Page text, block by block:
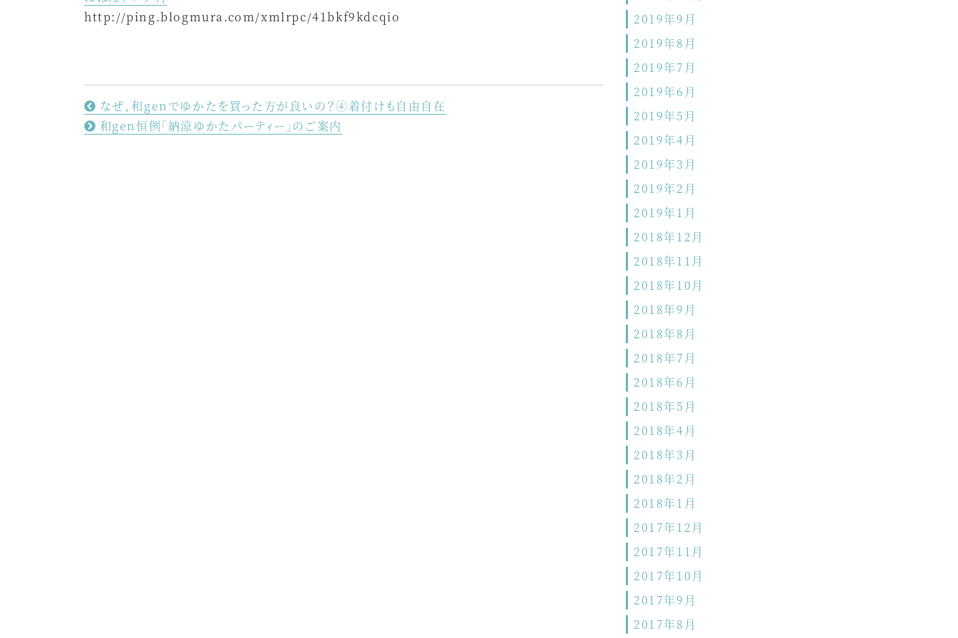
http://ping.blogmura.com/xmlrpc/41bkf9kdcqio
なぜ、和genでゆかたを買った方が良いの？④着付けも自由自在
和gen恒例「納涼ゆかたパーティー」のご案内
2019年9月
2019年8月
2019年7月
2019年6月
2019年5月
2019年4月
2019年3月
2019年2月
2019年1月
2018年12月
2018年11月
2018年10月
2018年9月
2018年8月
2018年7月
2018年6月
2018年5月
2018年4月
2018年3月
2018年2月
2018年1月
2017年12月
2017年11月
2017年10月
2017年9月
2017年8月